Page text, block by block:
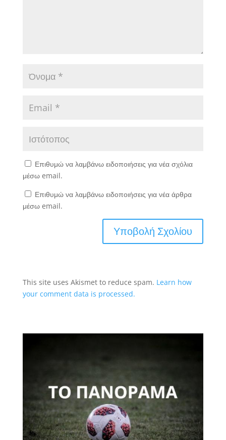
Επιθυμώ να λαμβάνω ειδοποιήσεις για νέα σχόλια
μέσω email.
Επιθυμώ να λαμβάνω ειδοποιήσεις για νέα άρθρα
μέσω email.
This site uses Akismet to reduce spam. Learn how
your comment data is processed.